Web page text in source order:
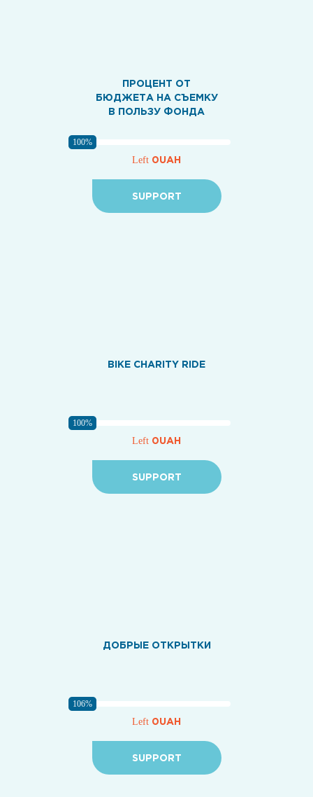
ПРОЦЕНТ ОТ
БЮДЖЕТА НА СЪЕМКУ
В ПОЛЬЗУ ФОНДА
100%
Left 0UAH
SUPPORT
BIKE CHARITY RIDE
100%
Left 0UAH
SUPPORT
ДОБРЫЕ ОТКРЫТКИ
106%
Left 0UAH
SUPPORT